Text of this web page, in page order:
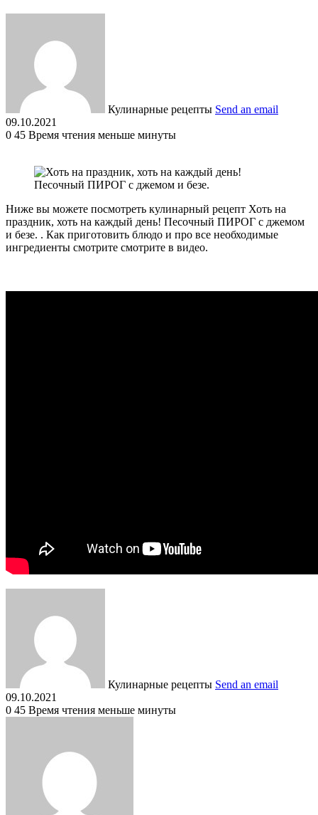
Кулинарные рецепты Send an email
09.10.2021
0 45 Время чтения меньше минуты
Ниже вы можете посмотреть кулинарный рецепт Хоть на
праздник, хоть на каждый день! Песочный ПИРОГ с джемом
и безе. . Как приготовить блюдо и про все необходимые
ингредиенты смотрите смотрите в видео.
Кулинарные рецепты Send an email
09.10.2021
0 45 Время чтения меньше минуты